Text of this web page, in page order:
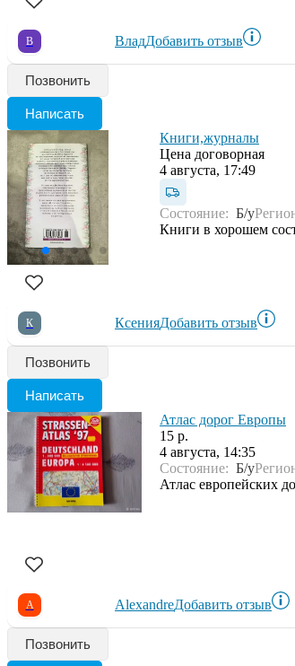
В ВладДобавить отзыв
Позвонить
Написать
Книги,журналы
Цена договорная
4 августа, 17:49
Состояние: Б/у
Книги в хорошем
К КсенияДобавить отзыв
Позвонить
Написать
Атлас дорог Европы
15 р.
4 августа, 14:35
Состояние: Б/у
Атлас европейских
A AlexandreДобавить отзыв
Позвонить